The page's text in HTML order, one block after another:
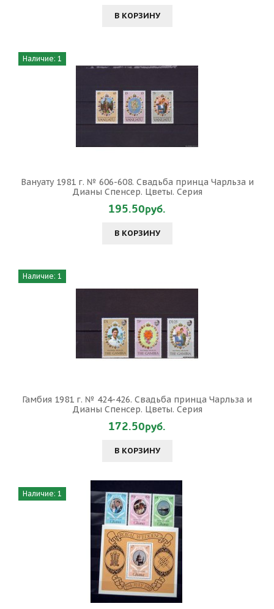
В КОРЗИНУ
Наличие: 1
Вануату 1981 г. № 606-608. Свадьба принца Чарльза и
Дианы Спенсер. Цветы. Серия
195.50руб.
В КОРЗИНУ
Наличие: 1
Гамбия 1981 г. № 424-426. Свадьба принца Чарльза и
Дианы Спенсер. Цветы. Серия
172.50руб.
В КОРЗИНУ
Наличие: 1